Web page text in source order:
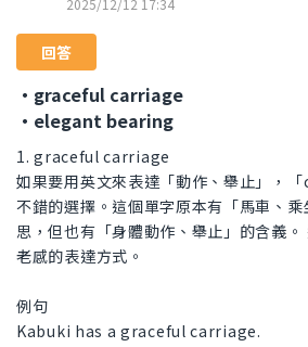
2025/12/12 17:34
回答
・graceful carriage
・elegant bearing
1. graceful carriage
如果要用英文來表達「動作、舉止」，
不錯的選擇。這個單字原本有「馬車、
思，但也有「身體動作、舉止」的含義
老感的表達方式。
例句
Kabuki has a graceful carriage.